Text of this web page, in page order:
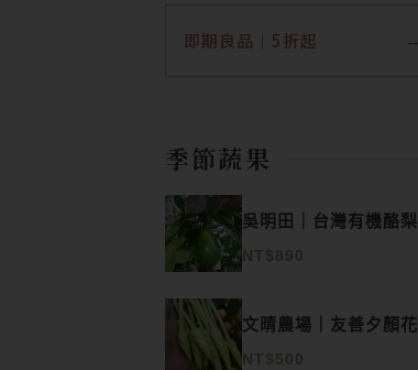
即期良品｜5折起
季節蔬果
吳明田｜台灣有機酪梨
NT$890
文晴農場｜友善夕顏花
NT$500